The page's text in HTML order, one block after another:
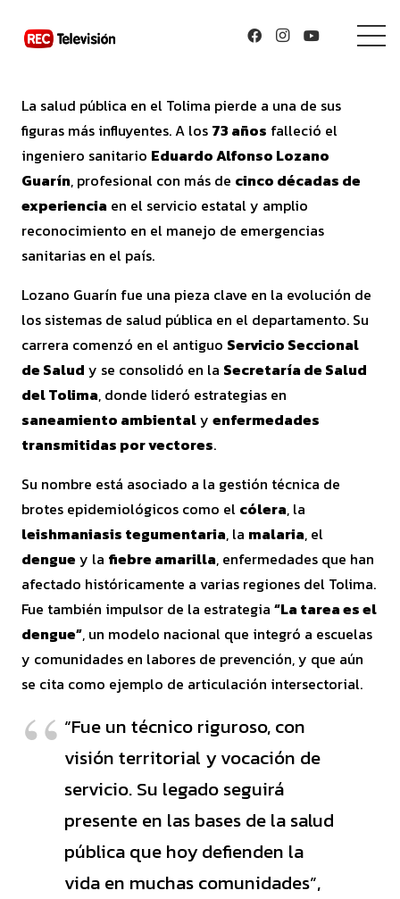
La salud pública en el Tolima pierde a una de sus
figuras más influyentes. A los 73 años falleció el
ingeniero sanitario Eduardo Alfonso Lozano
Guarín, profesional con más de cinco décadas de
experiencia en el servicio estatal y amplio
reconocimiento en el manejo de emergencias
sanitarias en el país.
Lozano Guarín fue una pieza clave en la evolución de
los sistemas de salud pública en el departamento. Su
carrera comenzó en el antiguo Servicio Seccional
de Salud y se consolidó en la Secretaría de Salud
del Tolima, donde lideró estrategias en
saneamiento ambientaly enfermedades
transmitidas por vectores.
Su nombre está asociado a la gestión técnica de
brotes epidemiológicos como el cólera, la
leishmaniasis tegumentaria, la malaria, el
dengue y la fiebre amarilla, enfermedades que han
afectado históricamente a varias regiones del Tolima.
Fue también impulsor de la estrategia “La tarea es el
dengue”, un modelo nacional que integró a escuelas
y comunidades en labores de prevención, y que aún
se cita como ejemplo de articulación intersectorial.
“Fue un técnico riguroso, con
visión territorial y vocación de
servicio. Su legado seguirá
presente en las bases de la salud
pública que hoy defienden la
vida en muchas comunidades”,